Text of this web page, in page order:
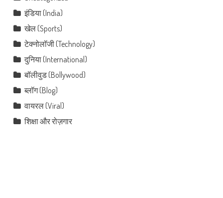
इंडिया (India)
खेल (Sports)
टेक्नोलॉजी (Technology)
दुनिया (International)
बॉलीवुड (Bollywood)
ब्लॉग (Blog)
वायरल (Viral)
शिक्षा और रोज़गार